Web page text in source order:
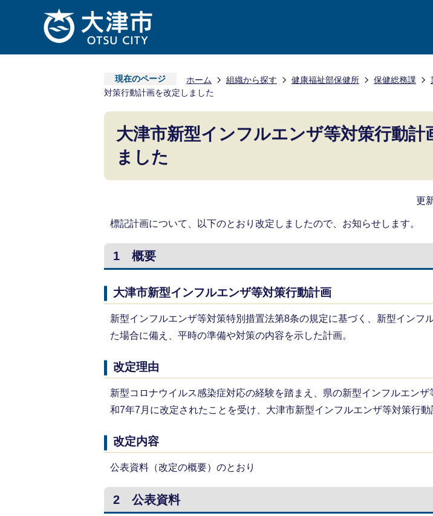
現在のページ ホーム 組織から探す 健康福祉部保健所 保健総務課
対策行動計画を改定しました
大津市新型インフルエンザ等対策行動計
ました
更
標記計画について、以下のとおり改定しましたので、お知らせします。
1 概要
大津市新型インフルエンザ等対策行動計画
新型インフルエンザ等対策特別措置法第8条の規定に基づく、新型インフ
た場合に備え、平時の準備や対策の内容を示した計画。
改定理由
新型コロナウイルス感染症対応の経験を踏まえ、県の新型インフルエンザ
和7年7月に改定されたことを受け、大津市新型インフルエンザ等対策行動
改定内容
公表資料（改定の概要）のとおり
2 公表資料